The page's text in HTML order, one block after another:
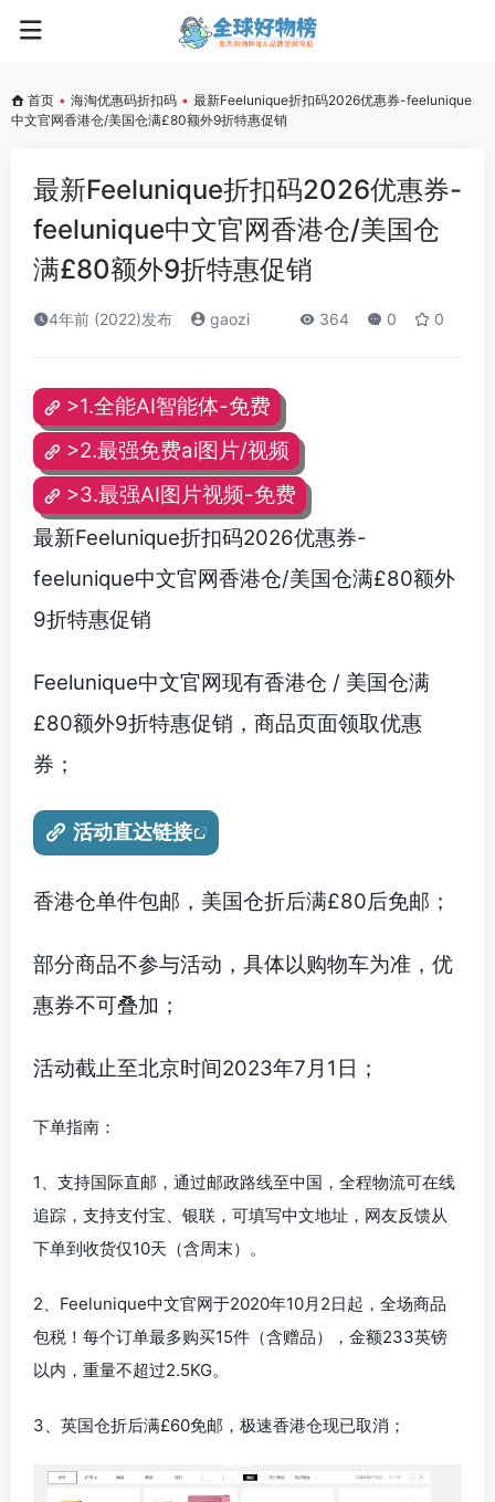
首页 • 海淘优惠码折扣码 • 最新Feelunique折扣码2026优惠券-feelunique
中文官网香港仓/美国仓满£80额外9折特惠促销
最新Feelunique折扣码2026优惠券-
feelunique中文官网香港仓/美国仓
满£80额外9折特惠促销
4年前 (2022)发布 gaozi 364 0 0
>1.全能AI智能体-免费
>2.最强免费ai图片/视频
>3.最强AI图片视频-免费
最新Feelunique折扣码2026优惠券-
feelunique中文官网香港仓/美国仓满£80额外
9折特惠促销
Feelunique中文官网现有香港仓 / 美国仓满
£80额外9折特惠促销，商品页面领取优惠
券；
活动直达链接
香港仓单件包邮，美国仓折后满£80后免邮；
部分商品不参与活动，具体以购物车为准，优
惠券不可叠加；
活动截止至北京时间2023年7月1日；
下单指南：
1、支持国际直邮，通过邮政路线至中国，全程物流可在线
追踪，支持支付宝、银联，可填写中文地址，网友反馈从
下单到收货仅10天（含周末）。
2、Feelunique中文官网于2020年10月2日起，全场商品
包税！每个订单最多购买15件（含赠品），金额233英镑
以内，重量不超过2.5KG。
3、英国仓折后满£60免邮，极速香港仓现已取消；